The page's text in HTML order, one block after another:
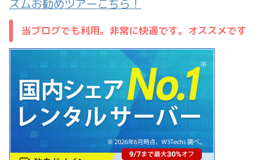
ズムお勧めツアーこちら！
当ブログでも利用。非常に快適です。オススメです